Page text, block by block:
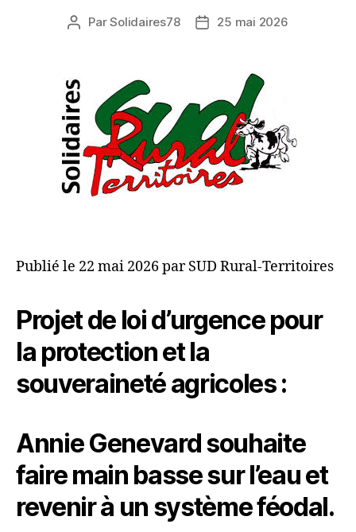
Auteur
ParSolidaires78
Date25 mai 2026
Publié le 22 mai 2026 par SUD Rural-Territoires
Projet de loi d’urgence pour
la protection et la
souveraineté agricoles :
Annie Genevard souhaite
faire main basse sur l’eau et
revenir à un système féodal.